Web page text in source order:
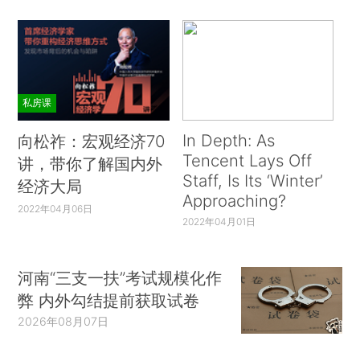
私房课
向松祚：宏观经济70
讲，带你了解国内外
经济大局
2022年04月06日
In Depth: As
Tencent Lays Off
Staff, Is Its ‘Winter’
Approaching?
2022年04月01日
河南“三支一扶”考试规模化作
弊 内外勾结提前获取试卷
2026年08月07日